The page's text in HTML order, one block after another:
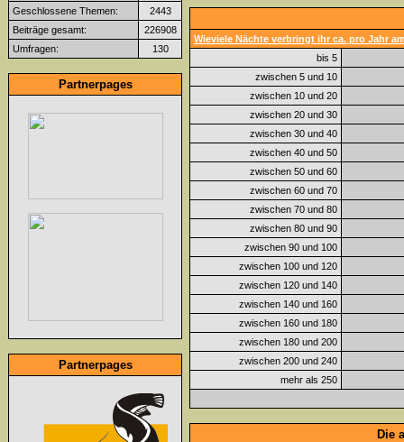
Geschlossene Themen:
2443
Beiträge gesamt:
226908
Umfragen:
130
Partnerpages
Partnerpages
Wieviele Nächte verbringt ihr ca. pro Jahr
bis 5
zwischen 5 und 10
zwischen 10 und 20
zwischen 20 und 30
zwischen 30 und 40
zwischen 40 und 50
zwischen 50 und 60
zwischen 60 und 70
zwischen 70 und 80
zwischen 80 und 90
zwischen 90 und 100
zwischen 100 und 120
zwischen 120 und 140
zwischen 140 und 160
zwischen 160 und 180
zwischen 180 und 200
zwischen 200 und 240
mehr als 250
Die